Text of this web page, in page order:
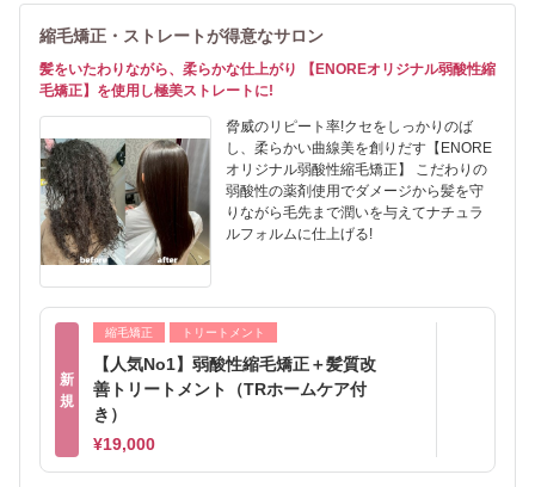
縮毛矯正・ストレートが得意なサロン
髪をいたわりながら、柔らかな仕上がり 【ENOREオリジナル弱酸性縮
毛矯正】を使用し極美ストレートに!
脅威のリピート率!クセをしっかりのば
し、柔らかい曲線美を創りだす【ENORE
オリジナル弱酸性縮毛矯正】 こだわりの
弱酸性の薬剤使用でダメージから髪を守
りながら毛先まで潤いを与えてナチュラ
ルフォルムに仕上げる!
新
規
縮毛矯正 トリートメント
【人気No1】弱酸性縮毛矯正＋髪質改
善トリートメント（TRホームケア付
き）
¥19,000